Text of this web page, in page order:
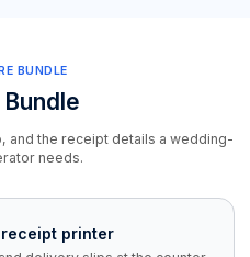
BUNDLE
the receipt details a wedding-
needs.
receipt printer